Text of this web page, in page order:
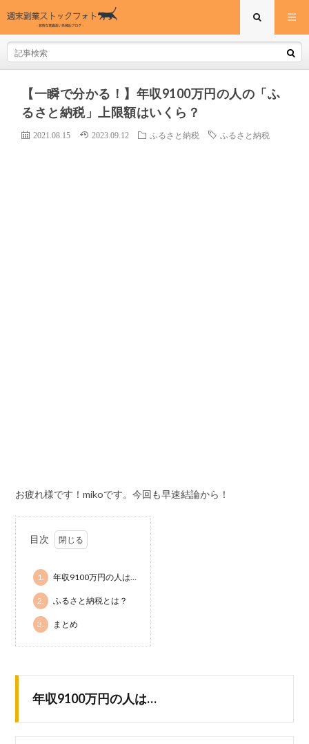
【一瞬で分かる！】年収9100万円の人の「ふ
るさと納税」上限額はいくら？
2021.08.15 2023.09.12 ふるさと納税 ふるさと納税
お疲れ様です！mikoです。今回も早速結論から！
目次
1. 年収9100万円の人は…
2. ふるさと納税とは？
3. まとめ
年収9100万円の人は…